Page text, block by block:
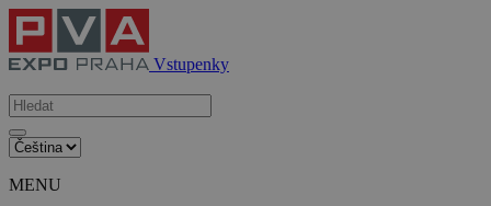
Vstupenky
MENU